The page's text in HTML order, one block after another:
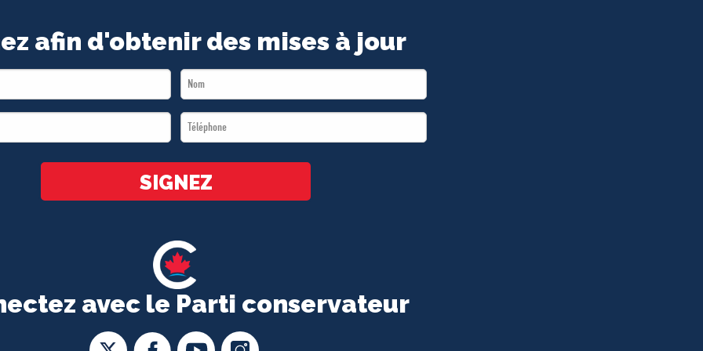
avec le Parti conservateur
afin d'obtenir des mises à jour
Last
Name
Téléphone
*
SIGNEZ